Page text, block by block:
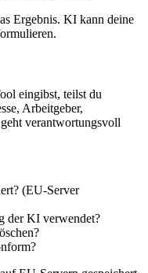
Ergebnis. KI kann deine
eingibst, teilst du
Arbeitgeber,
verantwortungsvoll
(EU-Server
der KI verwendet?